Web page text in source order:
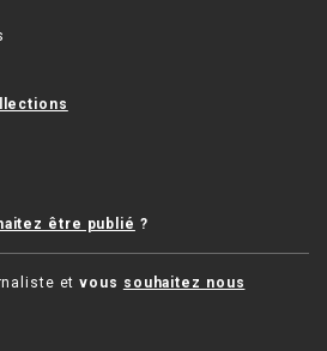
être publié ?
etvous souhaitez nous